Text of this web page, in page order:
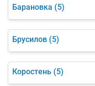
Барановка (5)
Брусилов (5)
Коростень (5)